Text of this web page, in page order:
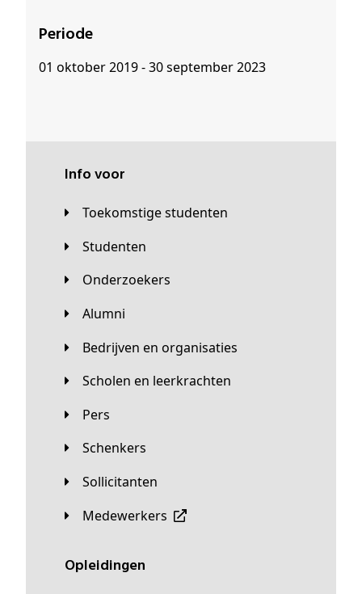
Periode
01 oktober 2019 - 30 september 2023
Info voor
Toekomstige studenten
Studenten
Onderzoekers
Alumni
Bedrijven en organisaties
Scholen en leerkrachten
Pers
Schenkers
Sollicitanten
Medewerkers
Opleidingen